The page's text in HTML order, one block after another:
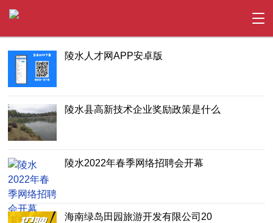
陵水人才网APP安卓版
陵水县高新技术企业奖励政策是什么
陵水2022年春季网络招聘会开幕
海南绿岛田园旅游开发有限公司20